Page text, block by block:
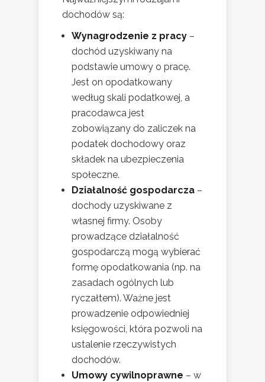
dochodów są:
Wynagrodzenie z pracy –
dochód uzyskiwany na
podstawie umowy o pracę.
Jest on opodatkowany
według skali podatkowej, a
pracodawca jest
zobowiązany do zaliczek na
podatek dochodowy oraz
składek na ubezpieczenia
społeczne.
Działalność gospodarcza –
dochody uzyskiwane z
własnej firmy. Osoby
prowadzące działalność
gospodarczą mogą wybierać
formę opodatkowania (np. na
zasadach ogólnych lub
ryczałtem). Ważne jest
prowadzenie odpowiedniej
księgowości, która pozwoli na
ustalenie rzeczywistych
dochodów.
Umowy cywilnoprawne – w